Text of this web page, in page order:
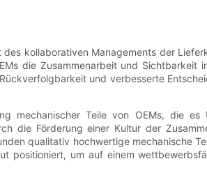
kollaborativen Managements der
die Zusammenarbeit und Sichtbarkeit
und verbesserte
mechanischer Teile von OEMs, die es
die Förderung einer Kultur der
qualitativ hochwertige mechanische
positioniert, um auf einem